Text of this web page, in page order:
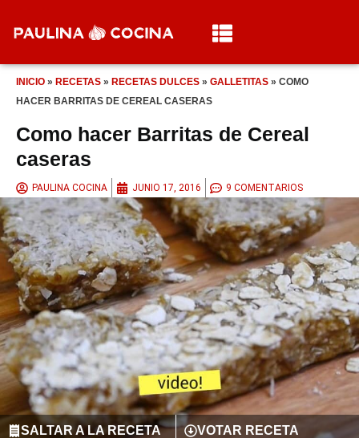
INICIO » RECETAS » RECETAS DULCES » GALLETITAS » COMO
HACER BARRITAS DE CEREAL CASERAS
Como hacer Barritas de Cereal
caseras
PAULINA COCINA JUNIO 17, 2016 9 COMENTARIOS
SALTAR A LA RECETA VOTAR RECETA